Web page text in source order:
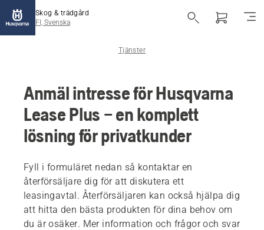
Skog & trädgård
FI, Svenska
Tjänster
Anmäl intresse för Husqvarna
Lease Plus – en komplett
lösning för privatkunder
Fyll i formuläret nedan så kontaktar en
återförsäljare dig för att diskutera ett
leasingavtal. Återförsäljaren kan också hjälpa dig
att hitta den bästa produkten för dina behov om
du är osäker. Mer information och frågor och svar